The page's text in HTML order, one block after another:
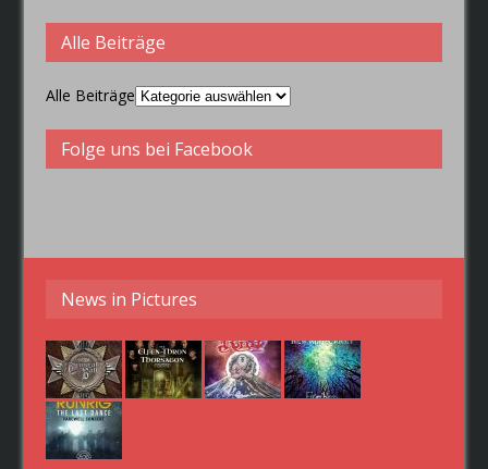
Alle Beiträge
Alle Beiträge
Folge uns bei Facebook
News in Pictures